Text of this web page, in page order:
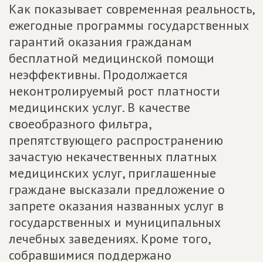
Как показывает современная реальность,
ежегодные программы государственных
гарантий оказания гражданам
бесплатной медицинской помощи
неэффективны. Продолжается
неконтролируемый рост платности
медицинских услуг. В качестве
своеобразного фильтра,
препятствующего распространению
зачастую некачественных платных
медицинских услуг, приглашенные
граждане высказали предложение о
запрете оказания названных услуг в
государственных и муниципальных
лечебных заведениях. Кроме того,
собравшимися поддержано